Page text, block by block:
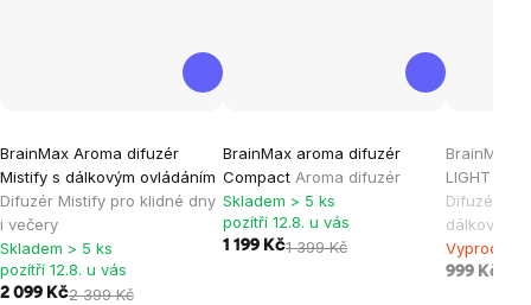
BrainMax Aroma difuzér
Mistify s dálkovým ovládáním
Difuzér Mistify pro klidné dny
i večery
hodnocení
produktu
je
5,0
z
Skladem > 5 ks
pozítří 12.8. u vás
2 099 Kč2 399 Kč
BrainMax aroma difuzér
Compact Aroma difuzér
hodnocení
produktu
je
4,0
Skladem > 5 ks
pozítří 12.8. u vás
1 199 Kč1 399 Kč
BrainMax
LIGHT s
Difuzér na
dálkové
produktu
je
5,0
z
Vyprodáno
999 Kč